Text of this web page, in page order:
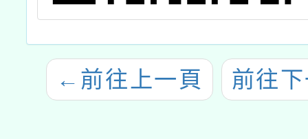
← 前往上一頁 前往